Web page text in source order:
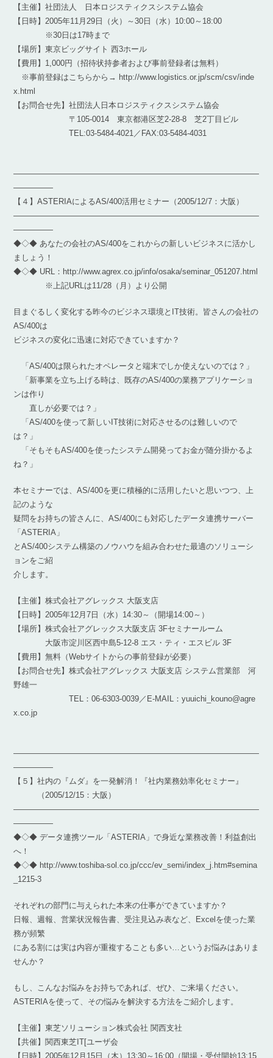
【主催】社団法人 日本ロジスティクスシステム協会
【日時】2005年11月29日（火）～30日（水）10:00～18:00
※30日は17時まで
【場所】東京ビッグサイト 西3ホール
【費用】1,000円（招待状持参者および事前登録者は無料）
※事前登録はこちらから→ http://www.logistics.or.jp/scm/csv/inde
x.html
【お問合せ先】社団法人日本ロジスティクスシステム協会
〒105-0014 東京都港区芝2-28-8 芝2丁目ビル
TEL:03-5484-4021／FAX:03-5484-4031
―――――――――――――――――――――――――――――――
―――――
【４】ASTERIAによるAS/400活用セミナー（2005/12/7：大阪）
―――――――――――――――――――――――――――――――
―――――
◆◇◆ あなたの会社のAS/400をこれからの新しいビジネスに活かし
ましょう！
◆◇◆ URL：http://www.agrex.co.jp/info/osaka/seminar_051207.html
※上記URLは11/28（月）より公開
目まぐるしく変化する昨今のビジネス環境とIT技術。皆さんの会社の
AS/400は
ビジネスの変化に迅速に対応できていますか？
「AS/400は限られたオペレータと端末でしか使えないのでは？」
「新事業を立ち上げる時は、既存のAS/400の業務アプリケーショ
ンは作り
直しが必要では？」
「AS/400を使って新しいIT技術に対応させるのは難しいので
は？」
「そもそもAS/400を使ったシステム開発ってお金が随分掛かるよ
ね？」
本セミナーでは、AS/400を更に積極的に活用したいと思いつつ、上
記のような
疑問をお持ちの皆さんに、AS/400にも対応したデータ連携サーバー
「ASTERIA」
とAS/400システム構築のノウハウを組み合わせた最適のソリューシ
ョンをご紹
介します。
【主催】株式会社アグレックス 大阪支店
【日時】2005年12月7日（水）14:30～（開場14:00～）
【場所】株式会社アグレックス大阪支店 3Fセミナールーム
大阪市淀川区西中島5-12-8 エス・ティ・エスビル 3F
【費用】無料（Webサイトからの事前登録が必要）
【お問合せ先】株式会社アグレックス 大阪支店 システム営業部 河
野雄一
TEL：06-6303-0039／E-MAIL：yuuichi_kouno@agre
x.co.jp
―――――――――――――――――――――――――――――――
―――――
【５】社内の『ムダ』を一発解消！『社内業務効率化セミナー』
（2005/12/15：大阪）
―――――――――――――――――――――――――――――――
―――――
◆◇◆ データ連携ツール「ASTERIA」で身近な業務改善！利益創出
へ！
◆◇◆ http://www.toshiba-sol.co.jp/ccc/ev_semi/index_j.htm#semina
_1215-3
それぞれの部門に与えられた本来の仕事ができていますか？
日報、週報、営業状況報告書、受注見込み表など、Excelを使った業
務が頻繁
にある割には実は内容が重複することも多い…というお悩みはありま
せんか？
もし、こんなお悩みをお持ちであれば、ぜひ、ご来場ください。
ASTERIAを使って、その悩みを解決する方法をご紹介します。
【主催】東芝ソリューション株式会社 関西支社
【共催】関西東芝IT[ユーザ会
【日時】2005年12月15日（木）13:30～16:00（開場・受付開始13:15